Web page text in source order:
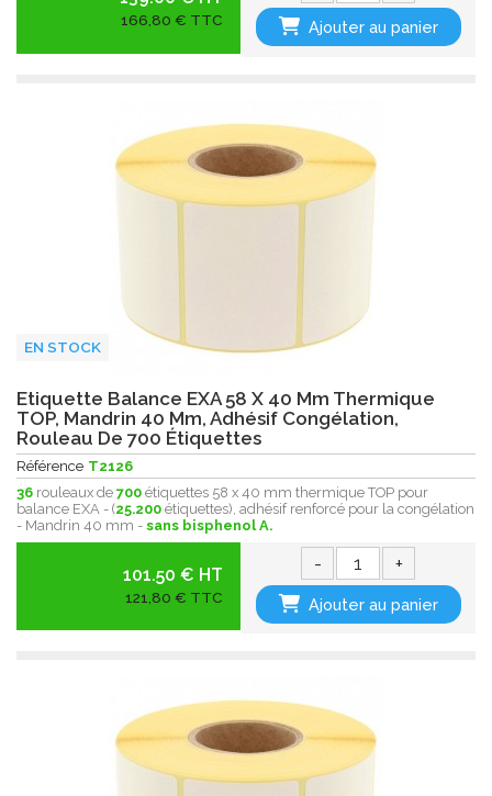
166,80 € TTC Ajouter au panier
EN STOCK
Etiquette Balance EXA 58 X 40 Mm Thermique
TOP, Mandrin 40 Mm, Adhésif Congélation,
Rouleau De 700 Étiquettes
Référence T2126
36 rouleaux de 700 étiquettes 58 x 40 mm thermique TOP pour
balance EXA - (25.200 étiquettes), adhésif renforcé pour la congélation
- Mandrin 40 mm - sans bisphenol A.
101.50 € HT
121,80 € TTC
- +
Ajouter au panier